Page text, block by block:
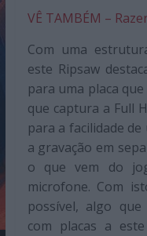
VÊ TAMBÉM –
Com uma
este Ripsaw
para uma placa
que captura a Full
para a facilidade
a gravação em
o que vem do
microfone. Com
possível, algo
com placas a